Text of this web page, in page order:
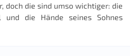
doch die sind umso wichtiger: die
und die Hände seines Sohnes